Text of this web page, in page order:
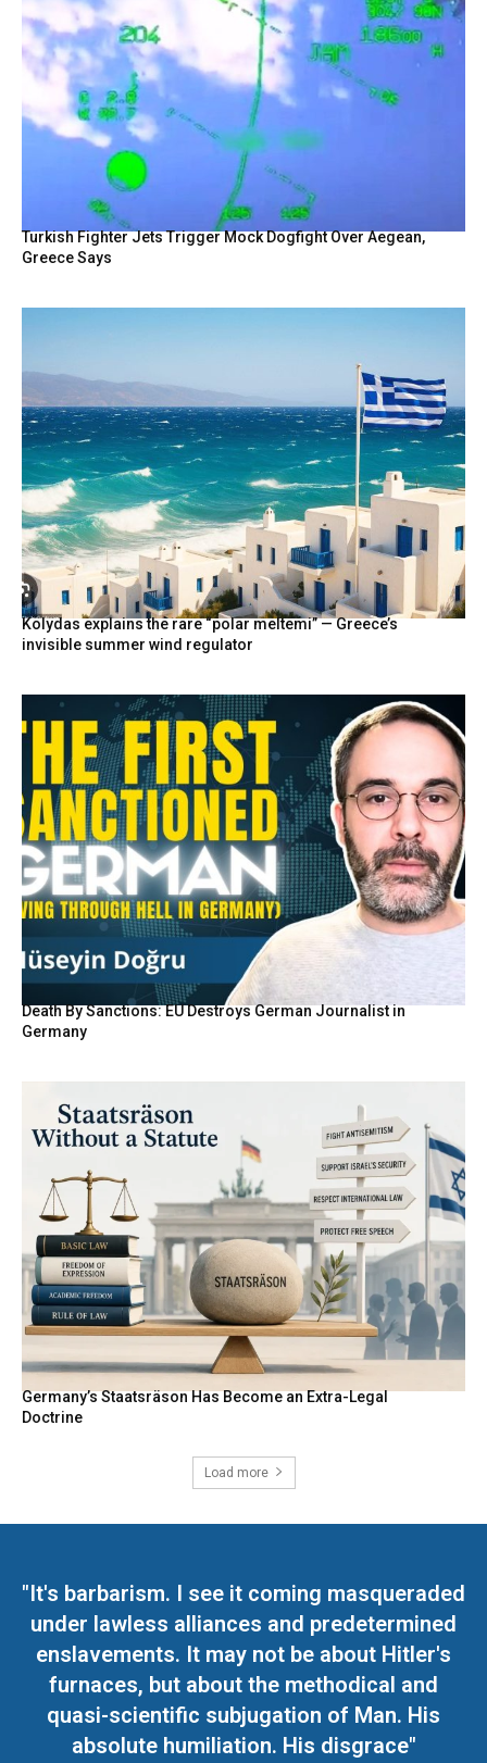
Turkish Fighter Jets Trigger Mock Dogfight Over Aegean,
Greece Says
Kolydas explains the rare “polar meltemi” — Greece’s
invisible summer wind regulator
Death By Sanctions: EU Destroys German Journalist in
Germany
Germany’s Staatsräson Has Become an Extra-Legal
Doctrine
Load more
"It's barbarism. I see it coming masqueraded
under lawless alliances and predetermined
enslavements. It may not be about Hitler's
furnaces, but about the methodical and
quasi-scientific subjugation of Man. His
absolute humiliation. His disgrace"